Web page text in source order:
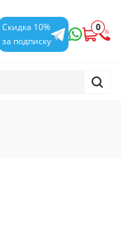
Скидка 10%
за подписку
0